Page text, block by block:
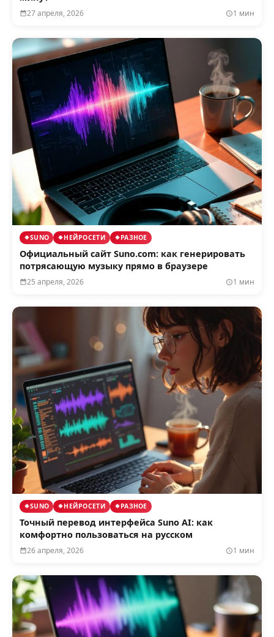
27 апреля, 2026 1 мин
SUNO НЕЙРОСЕТИ РАЗНОЕ
Официальный сайт Suno.com: как генерировать
потрясающую музыку прямо в браузере
25 апреля, 2026 1 мин
SUNO НЕЙРОСЕТИ РАЗНОЕ
Точный перевод интерфейса Suno AI: как
комфортно пользоваться на русском
26 апреля, 2026 1 мин